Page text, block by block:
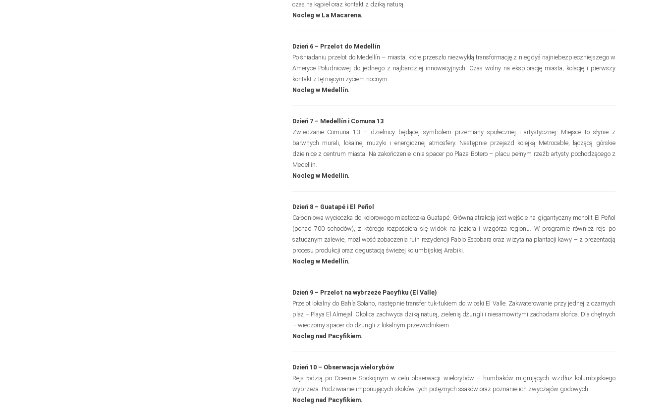
czas na kąpiel oraz kontakt z dziką naturą.
Nocleg w La Macarena.
Dzień 6 – Przelot do Medellín
Po śniadaniu przelot do Medellín – miasta, które przeszło niezwykłą transformację z niegdyś najniebezpieczniejszego w
Ameryce Południowej do jednego z najbardziej innowacyjnych. Czas wolny na eksplorację miasta, kolację i pierwszy
kontakt z tętniącym życiem nocnym.
Nocleg w Medellín.
Dzień 7 – Medellín i Comuna 13
Zwiedzanie Comuna 13 – dzielnicy będącej symbolem przemiany społecznej i artystycznej. Miejsce to słynie z
barwnych murali, lokalnej muzyki i energicznej atmosfery. Następnie przejazd kolejką Metrocable, łączącą górskie
dzielnice z centrum miasta. Na zakończenie dnia spacer po Plaza Botero – placu pełnym rzeźb artysty pochodzącego z
Medellín.
Nocleg w Medellín.
Dzień 8 – Guatapé i El Peñol
Całodniowa wycieczka do kolorowego miasteczka Guatapé. Główną atrakcją jest wejście na gigantyczny monolit El Peñol
(ponad 700 schodów), z którego rozpościera się widok na jeziora i wzgórza regionu. W programie również rejs po
sztucznym zalewie, możliwość zobaczenia ruin rezydencji Pablo Escobara oraz wizyta na plantacji kawy – z prezentacją
procesu produkcji oraz degustacją świeżej kolumbijskiej Arabiki.
Nocleg w Medellín.
Dzień 9 – Przelot na wybrzeże Pacyfiku (El Valle)
Przelot lokalny do Bahía Solano, następnie transfer tuk-tukiem do wioski El Valle. Zakwaterowanie przy jednej z czarnych
plaż – Playa El Almejal. Okolica zachwyca dziką naturą, zielenią dżungli i niesamowitymi zachodami słońca. Dla chętnych
– wieczorny spacer do dżungli z lokalnym przewodnikiem.
Nocleg nad Pacyfikiem.
Dzień 10 – Obserwacja wielorybów
Rejs łodzią po Oceanie Spokojnym w celu obserwacji wielorybów – humbaków migrujących wzdłuż kolumbijskiego
wybrzeża. Podziwianie imponujących skoków tych potężnych ssaków oraz poznanie ich zwyczajów godowych.
Nocleg nad Pacyfikiem.